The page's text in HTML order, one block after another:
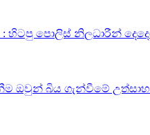
: හිටපු පොලිස් නිලධාරීන්